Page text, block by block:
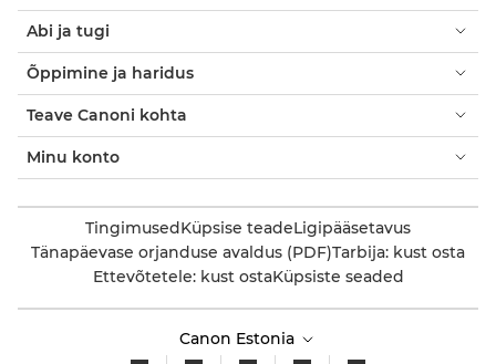
Abi ja tugi
Õppimine ja haridus
Teave Canoni kohta
Minu konto
TingimusedKüpsise teadeLigipääsetavus
Tänapäevase orjanduse avaldus (PDF)Tarbija: kust osta
Ettevõtetele: kust ostaKüpsiste seaded
Canon Estonia